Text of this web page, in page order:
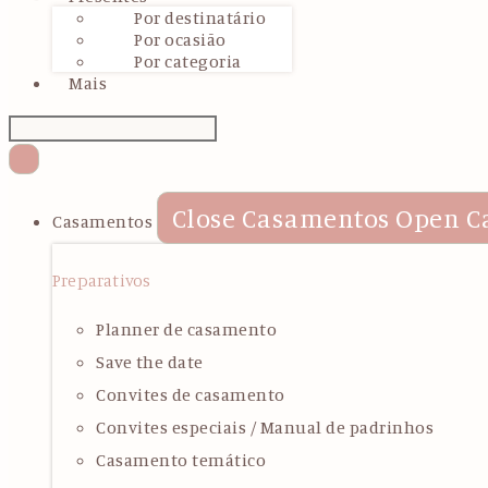
Por destinatário
Por ocasião
Por categoria
Mais
Casamentos Close Casamentos Open
Preparativos
Planner de casamento
Save the date
Convites de casamento
Convites especiais / Manual de padrinhos
Casamento temático